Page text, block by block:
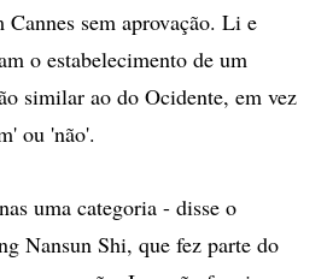
sem aprovação. Li e
o estabelecimento de um
similar ao do Ocidente, em vez
ou 'não'.
uma categoria - disse o
Nansun Shi, que fez parte do